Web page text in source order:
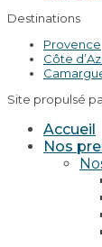
Destinations
Provence
Côte
Site propulsé
Accueil
Nos